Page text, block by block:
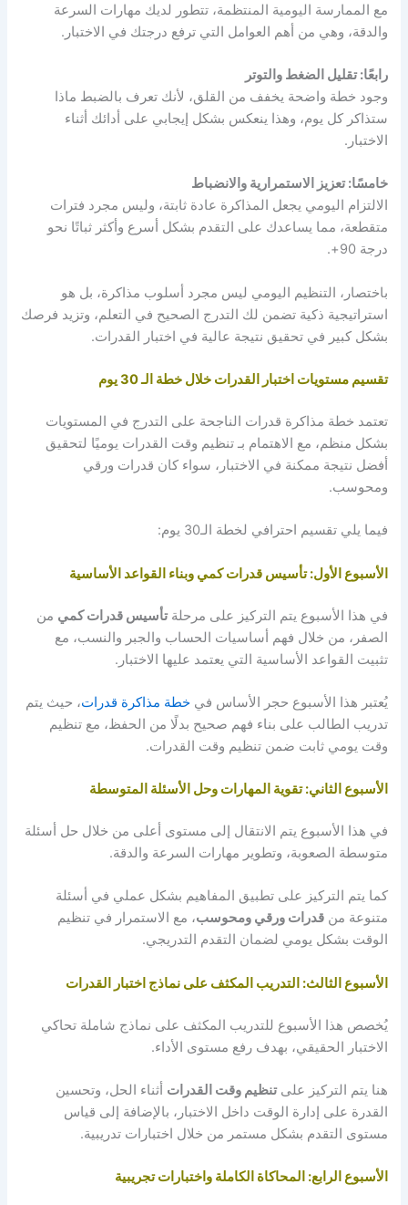
مع الممارسة اليومية المنتظمة، تتطور لديك مهارات السرعة
والدقة، وهي من أهم العوامل التي ترفع درجتك في الاختبار.
رابعًا: تقليل الضغط والتوتر
وجود خطة واضحة يخفف من القلق، لأنك تعرف بالضبط ماذا
ستذاكر كل يوم، وهذا ينعكس بشكل إيجابي على أدائك أثناء
الاختبار.
خامسًا: تعزيز الاستمرارية والانضباط
الالتزام اليومي يجعل المذاكرة عادة ثابتة، وليس مجرد فترات
متقطعة، مما يساعدك على التقدم بشكل أسرع وأكثر ثباتًا نحو
درجة 90+.
باختصار، التنظيم اليومي ليس مجرد أسلوب مذاكرة، بل هو
استراتيجية ذكية تضمن لك التدرج الصحيح في التعلم، وتزيد فرصك
بشكل كبير في تحقيق نتيجة عالية في اختبار القدرات.
تقسيم مستويات اختبار القدرات خلال خطة الـ 30 يوم
تعتمد خطة مذاكرة قدرات الناجحة على التدرج في المستويات
بشكل منظم، مع الاهتمام بـ تنظيم وقت القدرات يوميًا لتحقيق
أفضل نتيجة ممكنة في الاختبار، سواء كان قدرات ورقي
ومحوسب.
فيما يلي تقسيم احترافي لخطة الـ30 يوم:
الأسبوع الأول: تأسيس قدرات كمي وبناء القواعد الأساسية
في هذا الأسبوع يتم التركيز على مرحلةتأسيس قدرات كمي من
الصفر، من خلال فهم أساسيات الحساب والجبر والنسب، مع
تثبيت القواعد الأساسية التي يعتمد عليها الاختبار.
يُعتبر هذا الأسبوع حجر الأساس فيخطة مذاكرة قدرات، حيث يتم
تدريب الطالب على بناء فهم صحيح بدلًا من الحفظ، مع تنظيم
وقت يومي ثابت ضمن تنظيم وقت القدرات.
الأسبوع الثاني: تقوية المهارات وحل الأسئلة المتوسطة
في هذا الأسبوع يتم الانتقال إلى مستوى أعلى من خلال حل أسئلة
متوسطة الصعوبة، وتطوير مهارات السرعة والدقة.
كما يتم التركيز على تطبيق المفاهيم بشكل عملي في أسئلة
متنوعة منقدرات ورقي ومحوسب، مع الاستمرار في تنظيم
الوقت بشكل يومي لضمان التقدم التدريجي.
الأسبوع الثالث: التدريب المكثف على نماذج اختبار القدرات
يُخصص هذا الأسبوع للتدريب المكثف على نماذج شاملة تحاكي
الاختبار الحقيقي، بهدف رفع مستوى الأداء.
هنا يتم التركيز علىتنظيم وقت القدرات أثناء الحل، وتحسين
القدرة على إدارة الوقت داخل الاختبار، بالإضافة إلى قياس
مستوى التقدم بشكل مستمر من خلال اختبارات تدريبية.
الأسبوع الرابع: المحاكاة الكاملة واختبارات تجريبية